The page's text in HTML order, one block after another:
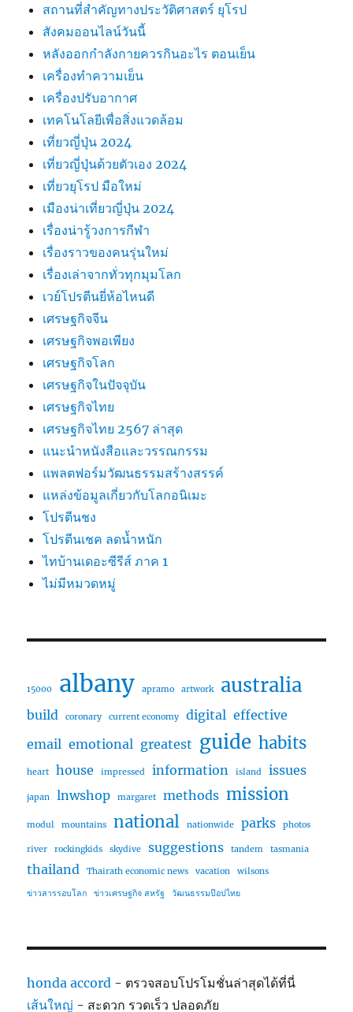
สถานที่สําคัญทางประวัติศาสตร์ ยุโรป
สังคมออนไลน์วันนี้
หลังออกกําลังกายควรกินอะไร ตอนเย็น
เครื่องทำความเย็น
เครื่องปรับอากาศ
เทคโนโลยีเพื่อสิ่งแวดล้อม
เที่ยวญี่ปุ่น 2024
เที่ยวญี่ปุ่นด้วยตัวเอง 2024
เที่ยวยุโรป มือใหม่
เมืองน่าเที่ยวญี่ปุ่น 2024
เรื่องน่ารู้วงการกีฬา
เรื่องราวของคนรุ่นใหม่
เรื่องเล่าจากทั่วทุกมุมโลก
เวย์โปรตีนยี่ห้อไหนดี
เศรษฐกิจจีน
เศรษฐกิจพอเพียง
เศรษฐกิจโลก
เศรษฐกิจในปัจจุบัน
เศรษฐกิจไทย
เศรษฐกิจไทย 2567 ล่าสุด
แนะนำหนังสือและวรรณกรรม
แพลตฟอร์มวัฒนธรรมสร้างสรรค์
แหล่งข้อมูลเกี่ยวกับโลกอนิเมะ
โปรตีนชง
โปรตีนเชค ลดน้ำหนัก
ไทบ้านเดอะซีรีส์ ภาค 1
ไม่มีหมวดหมู่
15000 albany apramo artwork australia
build coronary current economy digital effective
email emotional greatest guide habits
heart house impressed information island issues
japan lnwshop margaret methods mission
modul mountains national nationwide parks photos
river rockingkids skydive suggestions tandem tasmania
thailand Thairath economic news vacation wilsons
ข่าวสารรอบโลก ข่าวเศรษฐกิจ สหรัฐ วัฒนธรรมป๊อปไทย
honda accord - ตรวจสอบโปรโมชั่นล่าสุดได้ที่นี่
เส้นใหญ่ - สะดวก รวดเร็ว ปลอดภัย